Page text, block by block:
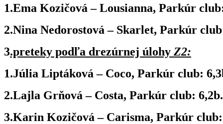
1.Ema Kozičová – Lousianna, Parkúr
2.Nina Nedorostová – Skarlet, Parkúr
3.preteky podľa drezúrnej úlohy Z2:
1.Júlia Liptáková – Coco, Parkúr club:
2.Lajla Grňová – Costa, Parkúr club:
3.Karin Kozičová – Carisma, Parkúr club: